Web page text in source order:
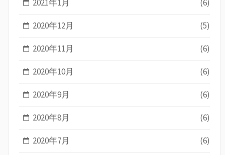
2021年1月 (6)
2020年12月 (5)
2020年11月 (6)
2020年10月 (6)
2020年9月 (6)
2020年8月 (6)
2020年7月 (6)